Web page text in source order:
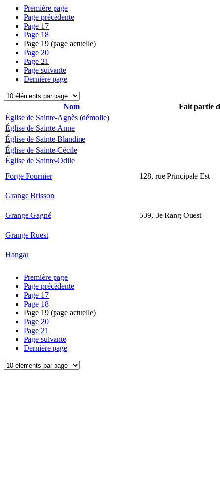
Première page
Page précédente
Page 17
Page 18
Page 19 (page actuelle)
Page 20
Page 21
Page suivante
Dernière page
Nom
Fait partie
Église de Sainte-Agnès (démolie)
Église de Sainte-Anne
Église de Sainte-Blandine
Église de Sainte-Cécile
Église de Sainte-Odile
Forge Fournier
128, rue Principale Est
Grange Brisson
Grange Gagné 539, 3e Rang Ouest
Grange Ruest
Hangar
Première page
Page précédente
Page 17
Page 18
Page 19 (page actuelle)
Page 20
Page 21
Page suivante
Dernière page